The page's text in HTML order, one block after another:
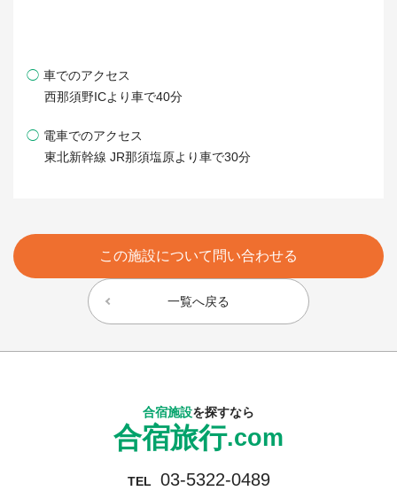
◯ 車でのアクセス
西那須野ICより車で40分
◯ 電車でのアクセス
東北新幹線 JR那須塩原より車で30分
一覧へ戻る
この施設について問い合わせる
合宿施設を探すなら
合宿旅行.com
TEL 03-5322-0489